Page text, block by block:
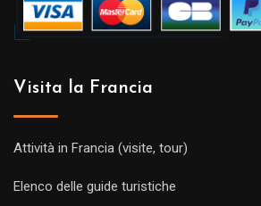
Visita la Francia
Attività in Francia (visite, tour)
Elenco delle guide turistiche